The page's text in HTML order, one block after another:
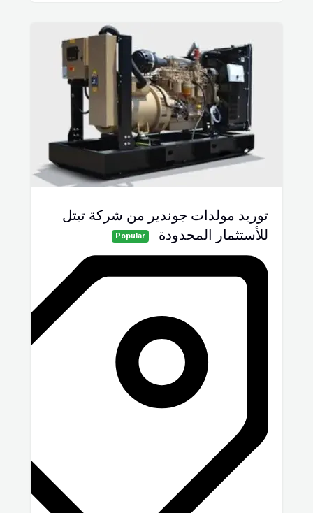
توريد مولدات جوندير من شركة تيتل
للأستثمار المحدودة
Popular